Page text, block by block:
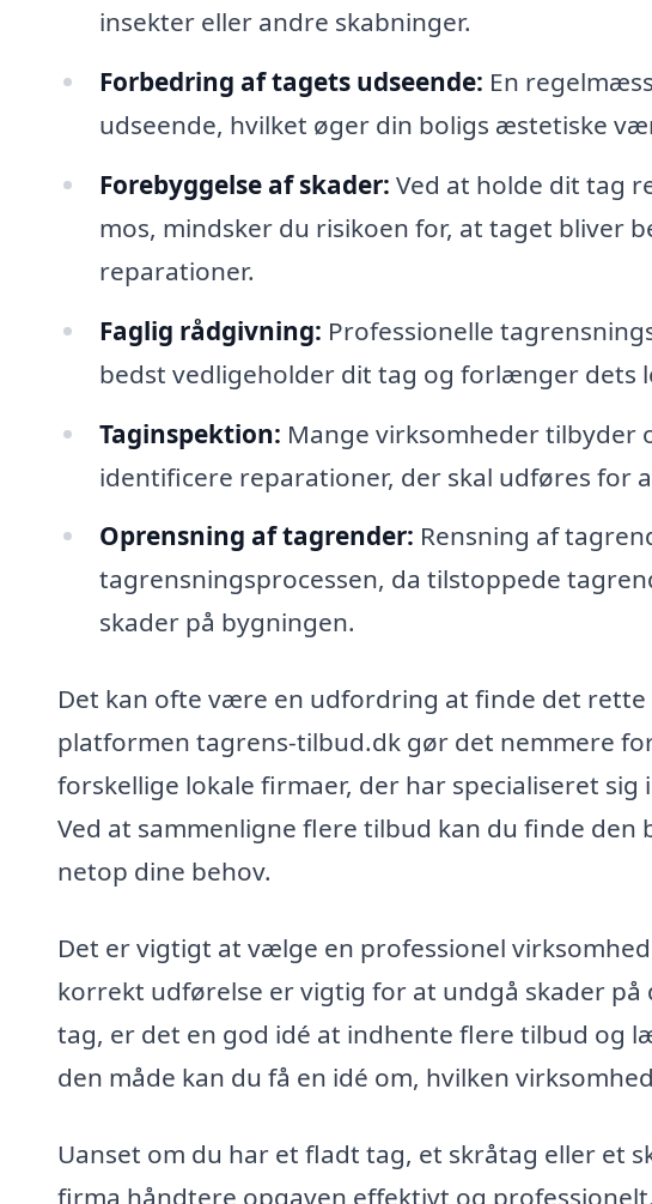
insekter eller andre skabninger.
Forbedring af tagets udseende: En
udseende, hvilket øger din boligs æstetiske
Forebyggelse af skader: Ved at holde dit tag
mos, mindsker du risikoen for, at taget bliver
reparationer.
Faglig rådgivning: Professionelle
bedst vedligeholder dit tag og forlænger dets
Taginspektion: Mange virksomheder tilbyder
identificere reparationer, der skal udføres for
Oprensning af tagrender: Rensning af
tagrensningsprocessen, da tilstoppede
skader på bygningen.
Det kan ofte være en udfordring at finde det
platformen tagrens-tilbud.dk gør det nemmere
forskellige lokale firmaer, der har specialiseret
Ved at sammenligne flere tilbud kan du finde den
netop dine behov.
Det er vigtigt at vælge en professionel
korrekt udførelse er vigtig for at undgå skader
tag, er det en god idé at indhente flere tilbud og
den måde kan du få en idé om, hvilken
Uanset om du har et fladt tag, et skråtag eller et
firma håndtere opgaven effektivt og